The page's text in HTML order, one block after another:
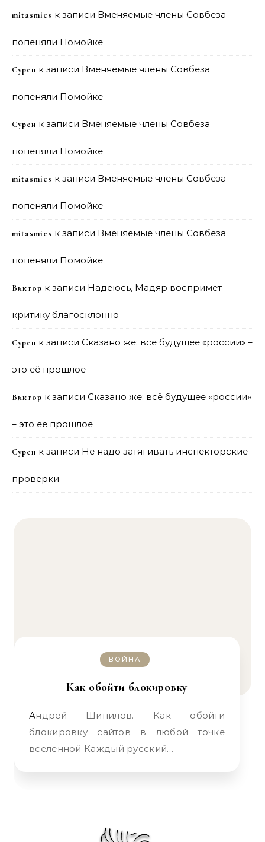
mitasmies к записи Вменяемые члены Совбеза
попеняли Помойке
Сурен к записи Вменяемые члены Совбеза
попеняли Помойке
Сурен к записи Вменяемые члены Совбеза
попеняли Помойке
mitasmies к записи Вменяемые члены Совбеза
попеняли Помойке
mitasmies к записи Вменяемые члены Совбеза
попеняли Помойке
Виктор к записи Надеюсь, Мадяр воспримет
критику благосклонно
Сурен к записи Сказано же: всё будущее «россии» –
это её прошлое
Виктор к записи Сказано же: всё будущее «россии»
– это её прошлое
Сурен к записи Не надо затягивать инспекторские
проверки
ВОЙНА
Как обойти блокировку
Андрей Шипилов. Как обойти
блокировку сайтов в любой точке
вселенной Каждый русский…